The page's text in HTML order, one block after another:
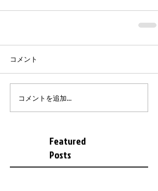
Featured
Posts
コメント
コメントを追加…